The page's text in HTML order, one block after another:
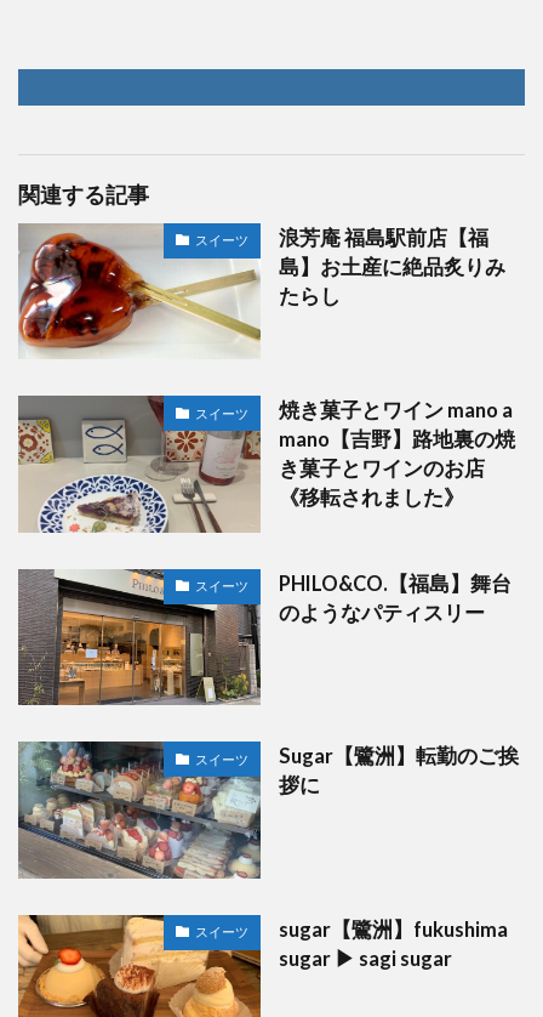
関連する記事
スイーツ
浪芳庵 福島駅前店【福
島】お土産に絶品炙りみ
たらし
スイーツ
焼き菓子とワイン mano a
mano【吉野】路地裏の焼
き菓子とワインのお店
《移転されました》
スイーツ
PHILO&CO.【福島】舞台
のようなパティスリー
スイーツ
Sugar【鷺洲】転勤のご挨
拶に
スイーツ
sugar【鷺洲】fukushima
sugar ▶︎ sagi sugar